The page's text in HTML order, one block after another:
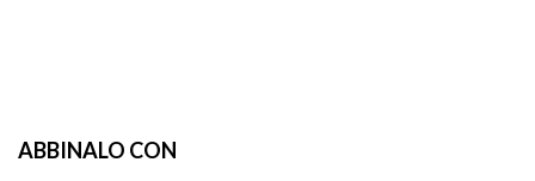
ABBINALO CON